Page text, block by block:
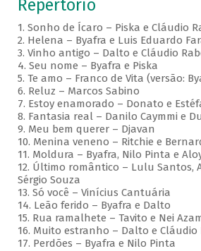
Repertório
1. Sonho de Ícaro – Piska e Cláudio
2. Helena – Byafra e Luis Eduardo
3. Vinho antigo – Dalto e Cláudio
4. Seu nome – Byafra e Piska
5. Te amo – Franco de Vita (versão:
6. Reluz – Marcos Sabino
7. Estoy enamorado – Donato e
8. Fantasia real – Danilo Caymmi e
9. Meu bem querer – Djavan
10. Menina veneno – Ritchie e
11. Moldura – Byafra, Nilo Pinta e
12. Último romântico – Lulu Santos,
Sérgio Souza
13. Só você – Vinícius Cantuária
14. Leão ferido – Byafra e Dalto
15. Rua ramalhete – Tavito e Nei
16. Muito estranho – Dalto e Cláudio
17. Perdões – Byafra e Nilo Pinta